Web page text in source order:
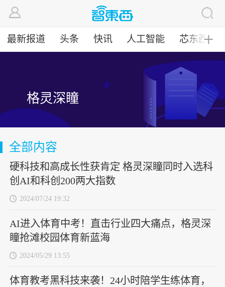
最新报道 头条 快讯 人工智能 芯东西╋
格灵深瞳
全部内容
硬科技和高成长性获肯定 格灵深瞳同时入选科
创AI和科创200两大指数
2024/07/24 19:32
AI进入体育中考！直击行业四大痛点，格灵深
瞳抢滩校园体育新蓝海
2024/05/29 13:55
体育教考黑科技来袭！24小时陪学生练体育，